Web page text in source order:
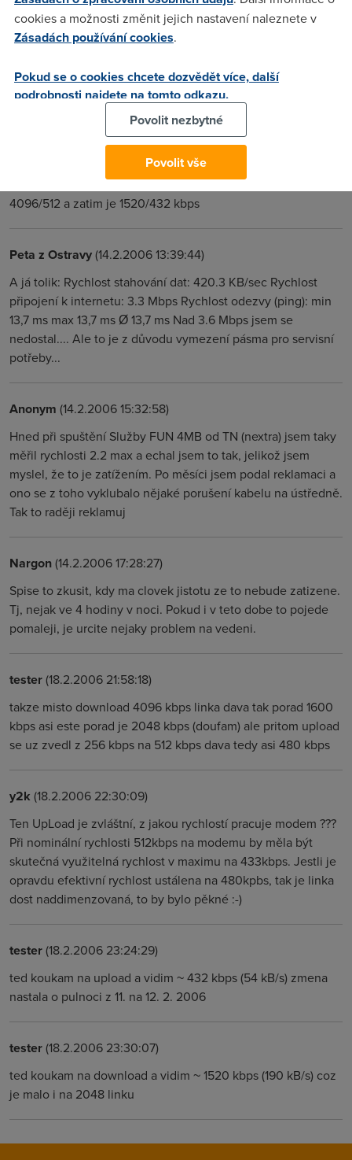
Mas pravdu tvuj prispevek je uuuuuuuuplne mimo. Nechapu
proc ho sem pises, kdyz si uvedomujes ze sem nepatri.
Myslim ze se asi vytahujes, njn deti. K rychlosti - normalni by
bylo u 4096 kdyby jel Down kolem 3.4mbit. Takhle uz radsi
volej na techniky.
(19.2.2006 10:31:41)
asi zavolam na technickou podporu ale jede to i kamosovi na
druhym konci mesta stejne tedy misto 2048/256 melo byt
4096/512 a zatim je 1520/432 kbps
Peta z Ostravy(14.2.2006 13:39:44)
A já tolik: Rychlost stahování dat: 420.3 KB/sec Rychlost
připojení k internetu: 3.3 Mbps Rychlost odezvy (ping): min
13,7 ms max 13,7 ms Ø 13,7 ms Nad 3.6 Mbps jsem se
nedostal.... Ale to je z důvodu vymezení pásma pro servisní
potřeby...
Anonym (14.2.2006 15:32:58)
Hned při spuštění Služby FUN 4MB od TN (nextra) jsem taky
měřil rychlosti 2.2 max a echal jsem to tak, jelikož jsem
myslel, že to je zatížením. Po měsíci jsem podal reklamaci a
ono se z toho vyklubalo nějaké porušení kabelu na ústředně.
Tak to raději reklamuj
Nargon(14.2.2006 17:28:27)
Spise to zkusit, kdy ma clovek jistotu ze to nebude zatizene.
Tj, nejak ve 4 hodiny v noci. Pokud i v teto dobe to pojede
pomaleji, je urcite nejaky problem na vedeni.
tester(18.2.2006 21:58:18)
takze misto download 4096 kbps linka dava tak porad 1600
kbps asi este porad je 2048 kbps (doufam) ale pritom upload
se uz zvedl z 256 kbps na 512 kbps dava tedy asi 480 kbps
y2k (18.2.2006 22:30:09)
Ten UpLoad je zvláštní, z jakou rychlostí pracuje modem ???
Při nominální rychlosti 512kbps na modemu by měla být
skutečná využitelná rychlost v maximu na 433kbps. Jestli je
opravdu efektivní rychlost ustálena na 480kpbs, tak je linka
dost naddimenzovaná, to by bylo pěkné :-)
tester(18.2.2006 23:24:29)
ted koukam na upload a vidim ~ 432 kbps (54 kB/s) zmena
nastala o pulnoci z 11. na 12. 2. 2006
tester(18.2.2006 23:30:07)
ted koukam na download a vidim ~ 1520 kbps (190 kB/s) coz
je malo i na 2048 linku
cookies a možnosti změnit jejich nastavení naleznete v
Zásadách používání cookies.
Pokud se o cookies chcete dozvědět více, další
podrobnosti najdete na tomto odkazu.
Povolit nezbytné
Povolit vše